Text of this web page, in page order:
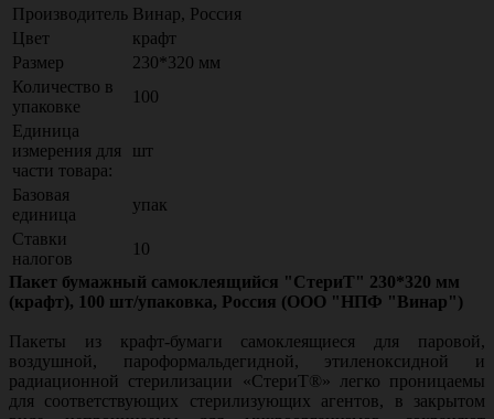
Производитель Винар, Россия
Цвет
крафт
Размер
230*320 мм
Количество в
упаковке
100
Единица
измерения для
части товара:
шт
Базовая
единица
упак
Ставки
налогов
10
Пакет бумажный самоклеящийся "СтериТ" 230*320 мм
(крафт), 100 шт/упаковка, Россия (ООО "НПФ "Винар")
Пакеты из крафт-бумаги самоклеящиеся для паровой,
воздушной, пароформальдегидной, этиленоксидной и
радиационной стерилизации «СтериТ®» легко проницаемы
для соответствующих стерилизующих агентов, в закрытом